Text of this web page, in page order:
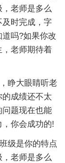
老师是多么
时完成，字
吗?如果你改
老师期待着
睁大眼睛听老
成绩还不太
题现在也能
你会成功的!
级是你的特点
老师是多么